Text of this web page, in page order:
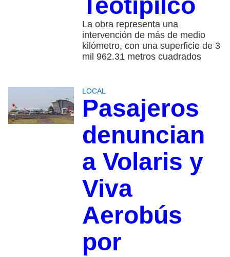
La obra representa una
intervención de más de medio
kilómetro, con una superficie de 3
mil 962.31 metros cuadrados
LOCAL
Pasajeros
denuncian
a Volaris y
Viva
Aerobús
por